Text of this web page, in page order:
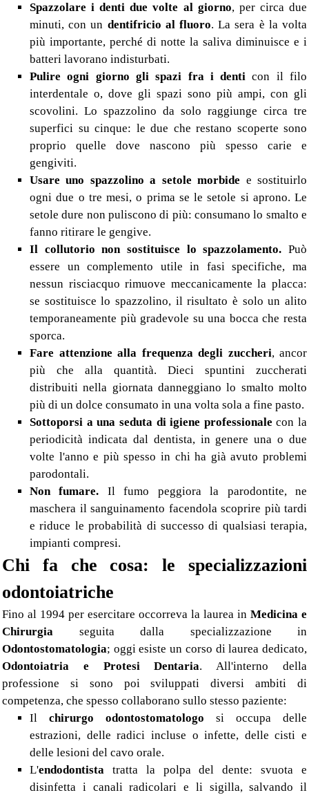
Spazzolare i denti due volte al giorno, per circa due
minuti, con un dentifricio al fluoro. La sera è la volta
più importante, perché di notte la saliva diminuisce e i
batteri lavorano indisturbati.
Pulire ogni giorno gli spazi fra i denti con il filo
interdentale o, dove gli spazi sono più ampi, con gli
scovolini. Lo spazzolino da solo raggiunge circa tre
superfici su cinque: le due che restano scoperte sono
proprio quelle dove nascono più spesso carie e
gengiviti.
Usare uno spazzolino a setole morbide e sostituirlo
ogni due o tre mesi, o prima se le setole si aprono. Le
setole dure non puliscono di più: consumano lo smalto e
fanno ritirare le gengive.
Il collutorio non sostituisce lo spazzolamento. Può
essere un complemento utile in fasi specifiche, ma
nessun risciacquo rimuove meccanicamente la placca:
se sostituisce lo spazzolino, il risultato è solo un alito
temporaneamente più gradevole su una bocca che resta
sporca.
Fare attenzione alla frequenza degli zuccheri, ancor
più che alla quantità. Dieci spuntini zuccherati
distribuiti nella giornata danneggiano lo smalto molto
più di un dolce consumato in una volta sola a fine pasto.
Sottoporsi a una seduta di igiene professionale con la
periodicità indicata dal dentista, in genere una o due
volte l'anno e più spesso in chi ha già avuto problemi
parodontali.
Non fumare. Il fumo peggiora la parodontite, ne
maschera il sanguinamento facendola scoprire più tardi
e riduce le probabilità di successo di qualsiasi terapia,
impianti compresi.
Chi fa che cosa: le specializzazioni
odontoiatriche
Fino al 1994 per esercitare occorreva la laurea in Medicina e
Chirurgia seguita dalla specializzazione in
Odontostomatologia; oggi esiste un corso di laurea dedicato,
Odontoiatria e Protesi Dentaria. All'interno della
professione si sono poi sviluppati diversi ambiti di
competenza, che spesso collaborano sullo stesso paziente:
Il chirurgo odontostomatologo si occupa delle
estrazioni, delle radici incluse o infette, delle cisti e
delle lesioni del cavo orale.
L'endodontista tratta la polpa del dente: svuota e
disinfetta i canali radicolari e li sigilla, salvando il